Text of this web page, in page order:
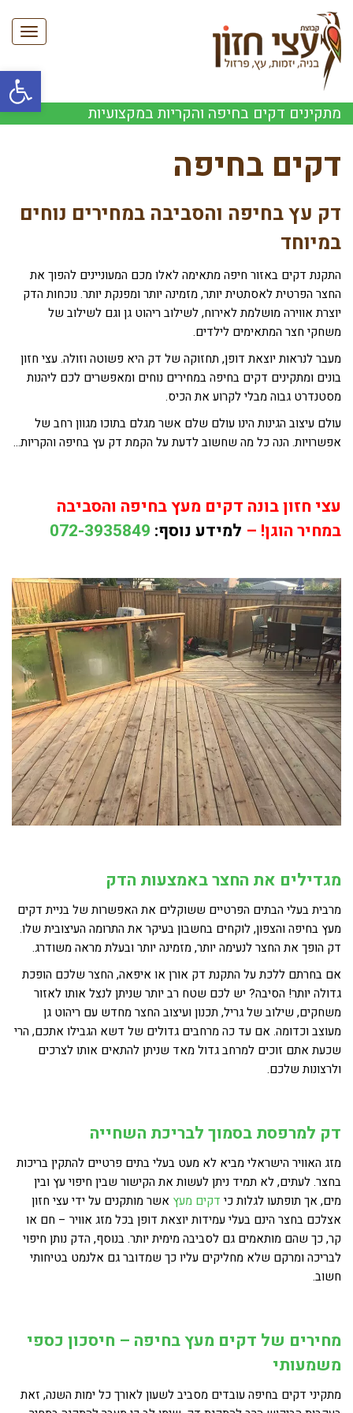
פתח
מתקינים דקים בחיפה והקריות במקצועיות
דקים בחיפה
דק עץ בחיפה והסביבה במחירים נוחים
במיוחד
התקנת דקים באזור חיפה מתאימה לאלו מכם המעוניינים להפוך את
החצר הפרטית לאסתטית יותר, מזמינה יותר ומפנקת יותר. נוכחות הדק
יוצרת אווירה מושלמת לאירוח, לשילוב ריהוט גן וגם לשילוב של
משחקי חצר המתאימים לילדים.
מעבר לנראות יוצאת דופן, תחזוקה של דק היא פשוטה וזולה. עצי חזון
בונים ומתקינים דקים בחיפה במחירים נוחים ומאפשרים לכם ליהנות
מסטנדרט גבוה מבלי לקרוע את הכיס.
עולם עיצוב הגינות הינו עולם שלם אשר מגלם בתוכו מגוון רחב של
אפשרויות. הנה כל מה שחשוב לדעת על הקמת דק עץ בחיפה והקריות…
עצי חזון בונה דקים מעץ בחיפה והסביבה
במחיר הוגן! – למידע נוסף: 072-3935849
מגדילים את החצר באמצעות הדק
מרבית בעלי הבתים הפרטיים ששוקלים את האפשרות של בניית דקים
מעץ בחיפה והצפון, לוקחים בחשבון בעיקר את התרומה העיצובית שלו.
דק הופך את החצר לנעימה יותר, מזמינה יותר ובעלת מראה משודרג.
אם בחרתם ללכת על התקנת דק אורן או איפאה, החצר שלכם הופכת
גדולה יותר! הסיבה? יש לכם שטח רב יותר שניתן לנצל אותו לאזור
משחקים, שילוב של גריל, תכנון ועיצוב החצר מחדש עם ריהוט גן
מעוצב וכדומה. אם עד כה מרחבים גדולים של דשא הגבילו אתכם, הרי
שכעת אתם זוכים למרחב גדול מאד שניתן להתאים אותו לצרכים
ולרצונות שלכם.
דק למרפסתבסמוך לבריכת השחייה
מזג האוויר הישראלי מביא לא מעט בעלי בתים פרטיים להתקין בריכות
בחצר. לעתים, לא תמיד ניתן לעשות את הקישור שבין חיפוי עץ ובין
מים, אך תופתעו לגלות כי דקים מעץ אשר מותקנים על ידי עצי חזון
אצלכם בחצר הינם בעלי עמידות יוצאת דופן בכל מזג אוויר – חם או
קר, כך שהם מותאמים גם לסביבה מימית יותר. בנוסף, הדק נותן חיפוי
לבריכה ומרקם שלא מחליקים עליו כך שמדובר גם אלנמט בטיחותי
חשוב.
מחירים של דקים מעץבחיפה – חיסכון כספי
משמעותי
מתקיני דקים בחיפה עובדים מסביב לשעון לאורך כל ימות השנה, זאת